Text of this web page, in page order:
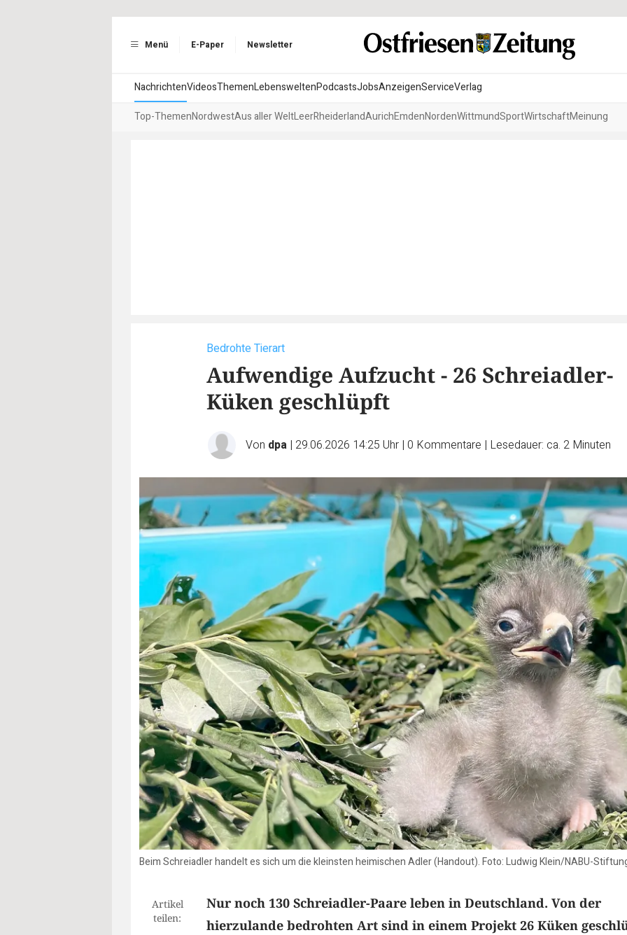
Menü E-Paper Newsletter
NachrichtenVideosThemenLebensweltenPodcastsJobsAnzeigenServiceVerlag
Top-ThemenNordwestAus aller WeltLeerRheiderlandAurichEmdenNordenWittmundSportWirtschaftMeinung
Bedrohte Tierart
Aufwendige Aufzucht - 26 Schreiadler-
Küken geschlüpft
Von dpa | 29.06.2026 14:25 Uhr | 0 Kommentare | Lesedauer: ca. 2 Minuten
Beim Schreiadler handelt es sich um die kleinsten heimischen Adler (Handout). Foto: Ludwig Klein/NABU-
Artikel
teilen:
Nur noch 130 Schreiadler-Paare leben in Deutschland. Von der
hierzulande bedrohten Art sind in einem Projekt 26 Küken